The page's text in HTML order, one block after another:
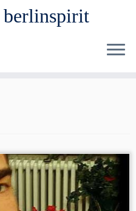
berlinspirit